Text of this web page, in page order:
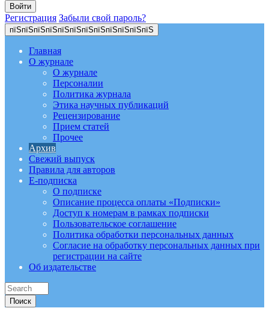
Регистрация Забыли свой пароль?
пїЅпїЅпїЅпїЅпїЅпїЅпїЅпїЅпїЅпїЅпїЅпїЅ
Главная
О журнале
О журнале
Персоналии
Политика журнала
Этика научных публикаций
Рецензирование
Прием статей
Прочее
Архив
Свежий выпуск
Правила для авторов
E-подписка
О подписке
Описание процесса оплаты «Подписки»
Доступ к номерам в рамках подписки
Пользовательское соглашение
Политика обработки персональных данных
Согласие на обработку персональных данных при
регистрации на сайте
Об издательстве